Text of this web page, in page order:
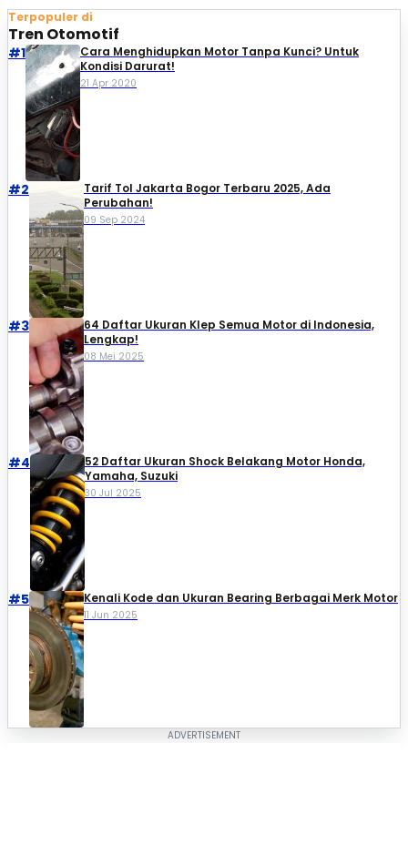
Terpopuler di
Tren Otomotif
#1
Cara Menghidupkan Motor Tanpa Kunci? Untuk
Kondisi Darurat!
21 Apr 2020
#2
Tarif Tol Jakarta Bogor Terbaru 2025, Ada
Perubahan!
09 Sep 2024
#3
64 Daftar Ukuran Klep Semua Motor di Indonesia,
Lengkap!
08 Mei 2025
#4
52 Daftar Ukuran Shock Belakang Motor Honda,
Yamaha, Suzuki​
30 Jul 2025
#5 Kenali Kode dan Ukuran Bearing Berbagai Merk Motor
11 Jun 2025